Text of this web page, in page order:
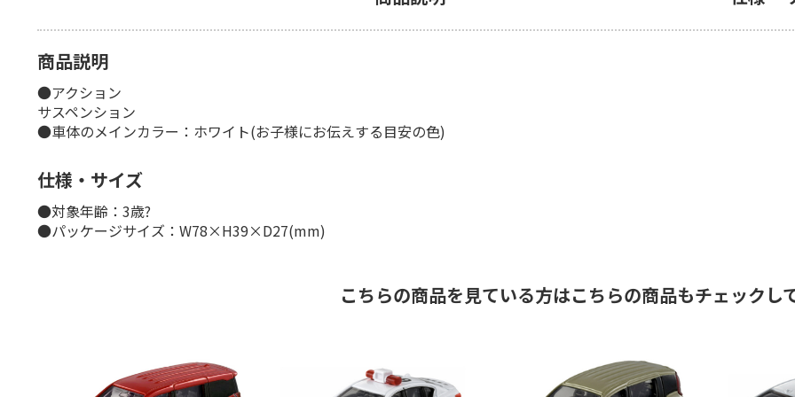
商品説明
●アクション
サスペンション
●車体のメインカラー：ホワイト(お子様にお伝えする目安の色)
仕様・サイズ
●対象年齢：3歳?
●パッケージサイズ：W78×H39×D27(mm)
こちらの商品を見ている方はこちらの商品もチェックし